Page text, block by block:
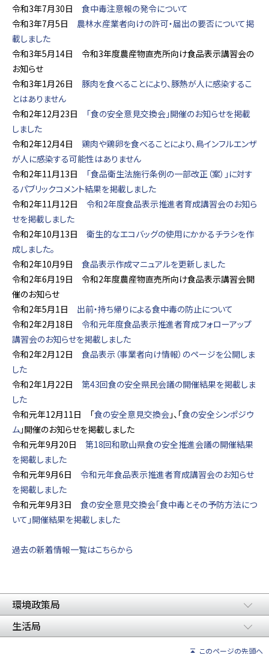
令和3年7月30日 食中毒注意報の発令について
令和3年7月5日 農林水産業者向けの許可・届出の要否について掲
載しました
令和3年5月14日 令和3年度農産物直売所向け食品表示講習会の
お知らせ
令和3年1月26日 豚肉を食べることにより、豚熱が人に感染するこ
とはありません
令和2年12月23日 「食の安全意見交換会」開催のお知らせを掲載
しました
令和2年12月4日 鶏肉や鶏卵を食べることにより、鳥インフルエンザ
が人に感染する可能性はありません
令和2年11月13日 「食品衛生法施行条例の一部改正（案）」に対す
るパブリックコメント結果を掲載しました
令和2年11月12日 令和2年度食品表示推進者育成講習会のお知ら
せを掲載しました
令和2年10月13日 衛生的なエコバッグの使用にかかるチラシを作
成しました。
令和2年10月9日 食品表示作成マニュアルを更新しました
令和2年6月19日 令和2年度農産物直売所向け食品表示講習会開
催のお知らせ
令和2年5月1日 出前・持ち帰りによる食中毒の防止について
令和2年2月18日 令和元年度食品表示推進者育成フォローアップ
講習会のお知らせを掲載しました
令和2年2月12日 食品表示（事業者向け情報）のページを公開しま
した
令和2年1月22日 第43回食の安全県民会議の開催結果を掲載しま
した
令和元年12月11日 「食の安全意見交換会 」、「食の安全シンポジウ
ム 」開催のお知らせを掲載しました
令和元年9月20日 第18回和歌山県食の安全推進会議の開催結果
を掲載しました
令和元年9月6日 令和元年食品表示推進者育成講習会のお知らせ
を掲載しました
令和元年9月3日 食の安全意見交換会「食中毒とその予防方法につ
いて」開催結果を掲載しました
過去の新着情報一覧はこちらから
環境政策局
生活局
このページの先頭へ